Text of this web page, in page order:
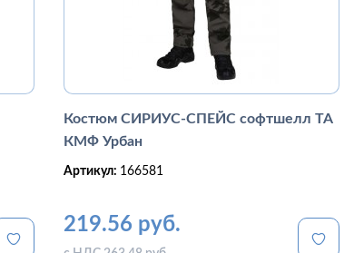
Костюм СИРИУС-СПЕЙС софтшелл ТА
КМФ Урбан
Артикул: 166581
219.56 руб.